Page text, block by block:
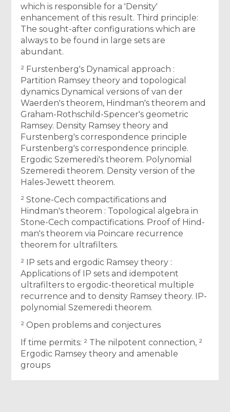
which is responsible for a 'Density'
enhancement of this result. Third principle:
The sought-after configurations which are
always to be found in large sets are
abundant.
² Furstenberg's Dynamical approach :
Partition Ramsey theory and topological
dynamics Dynamical versions of van der
Waerden's theorem, Hindman's theorem and
Graham-Rothschild-Spencer's geometric
Ramsey. Density Ramsey theory and
Furstenberg's correspondence principle
Furstenberg's correspondence principle.
Ergodic Szemeredi's theorem. Polynomial
Szemeredi theorem. Density version of the
Hales-Jewett theorem.
² Stone-Cech compactifications and
Hindman's theorem : Topological algebra in
Stone-Cech compactifications. Proof of Hind-
man's theorem via Poincare recurrence
theorem for ultrafilters.
² IP sets and ergodic Ramsey theory :
Applications of IP sets and idempotent
ultrafilters to ergodic-theoretical multiple
recurrence and to density Ramsey theory. IP-
polynomial Szemeredi theorem.
² Open problems and conjectures
If time permits: ² The nilpotent connection, ²
Ergodic Ramsey theory and amenable
groups